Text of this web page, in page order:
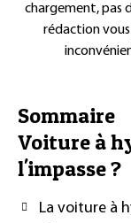
chargement, pas
rédaction
Sommaire
Voiture à
l'impasse ?
La voiture à